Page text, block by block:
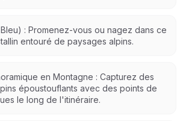
: Promenez-vous ou nagez dans ce
entouré de paysages alpins.
en Montagne : Capturez des
époustouflants avec des points de
le long de l'itinéraire.